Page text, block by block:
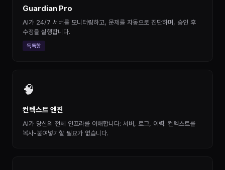
Guardian Pro
AI가 24/7 서버를 모니터링하고, 문제를 자동으로 진단하며, 승인 후
수정을 실행합니다.
독특함
🧠
컨텍스트 엔진
AI가 당신의 전체 인프라를 이해합니다: 서버, 로그, 이력. 컨텍스트를
복사-붙여넣기할 필요가 없습니다.